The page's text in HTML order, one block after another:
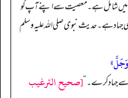
میں شامل ہے۔ معصیت سے اپنے آپ کو
جہاد ہے۔ حدیث نبوی صلی اللہ علیہ وسلم
سے جہاد کرے۔“[صحيح الترغيب